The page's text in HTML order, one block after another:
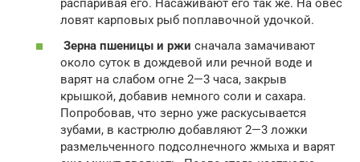
распаривая его. Насаживают его так же. На овес
ловят карповых рыб поплавочной удочкой.
Зерна пшеницы и ржи сначала замачивают
около суток в дождевой или речной воде и
варят на слабом огне 2—3 часа, закрыв
крышкой, добавив немного соли и сахара.
Попробовав, что зерно уже раскусывается
зубами, в кастрюлю добавляют 2—3 ложки
размельченного подсолнечного жмыха и варят